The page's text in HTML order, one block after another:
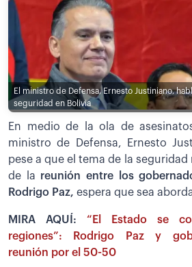
El ministro de Defensa, Ernesto Justiniano,
seguridad en Bolivia
En medio de la ola de
ministro de Defensa, Ernesto
pese a que el tema de la seguridad
de la reunión entre los
Rodrigo Paz, espera que sea
MIRA AQUÍ: “El Estado se
regiones”: Rodrigo Paz y
reunión por el 50-50